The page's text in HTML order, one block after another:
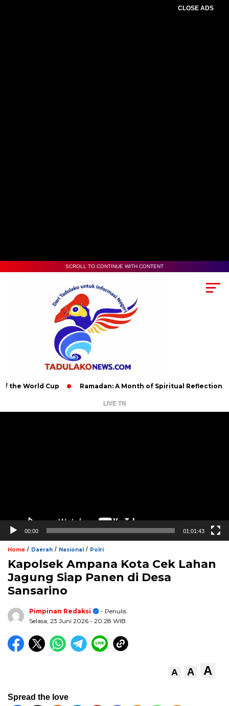
CLOSE ADS
SCROLL TO CONTINUE WITH CONTENT
Cup Ramadan: A Month of Spiritual Reflection,
LIVE TN
00:00 01:01:43
Home / Daerah / Nasional / Polri
Kapolsek Ampana Kota Cek Lahan
Jagung Siap Panen di Desa
Sansarino
Pimpinan Redaksi
- Penulis
Selasa, 23 Juni 2026 - 20:28 WIB
A A A
Spread the love